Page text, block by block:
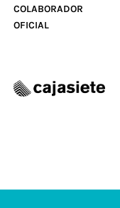
COLABORADOR
OFICIAL